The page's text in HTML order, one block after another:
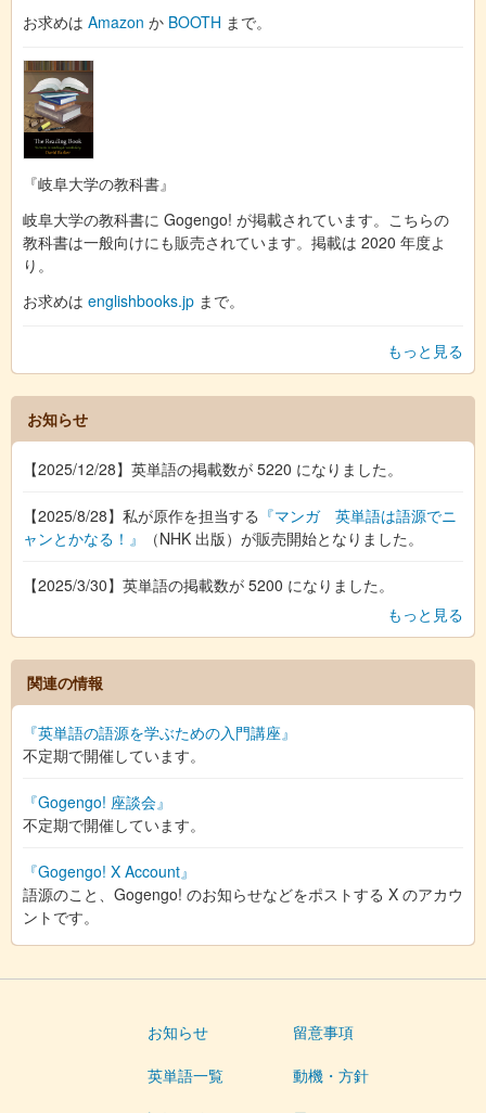
お求めは Amazon か BOOTH まで。
『岐阜大学の教科書』
岐阜大学の教科書に Gogengo! が掲載されています。こちらの
教科書は一般向けにも販売されています。掲載は 2020 年度よ
り。
お求めは englishbooks.jp まで。
もっと見る
お知らせ
【2025/12/28】英単語の掲載数が 5220 になりました。
【2025/8/28】私が原作を担当する 『マンガ 英単語は語源でニ
ャンとかなる！』
（NHK 出版）が販売開始となりました。
【2025/3/30】英単語の掲載数が 5200 になりました。
もっと見る
関連の情報
『英単語の語源を学ぶための入門講座』
不定期で開催しています。
『Gogengo! 座談会』
不定期で開催しています。
『Gogengo! X Account』
語源のこと、Gogengo! のお知らせなどをポストする X のアカウ
ントです。
お知らせ
英単語一覧
留意事項
動機・方針